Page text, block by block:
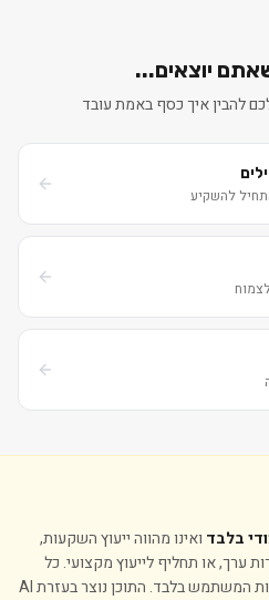
יוצאים...
להבין איך כסף באמת עובד
להשקיע
בלבד ואינו מהווה ייעוץ השקעות,
ערך, או תחליף לייעוץ מקצועי. כל
החלטת השקעה היא באחריות המשתמש בלבד. התוכן נוצר בעזרת AI